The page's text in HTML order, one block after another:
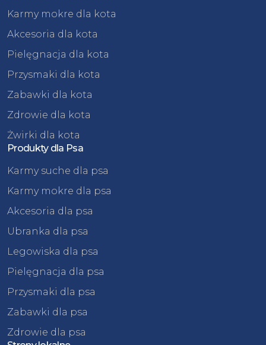
Karmy mokre dla kota
Akcesoria dla kota
Pielęgnacja dla kota
Przysmaki dla kota
Zabawki dla kota
Zdrowie dla kota
Żwirki dla kota
Produkty dla Psa
Karmy suche dla psa
Karmy mokre dla psa
Akcesoria dla psa
Ubranka dla psa
Legowiska dla psa
Pielęgnacja dla psa
Przysmaki dla psa
Zabawki dla psa
Zdrowie dla psa